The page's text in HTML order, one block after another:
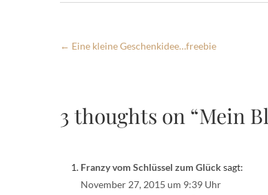
← Eine kleine Geschenkidee…freebie
3 thoughts on “Mein
Franzy vom Schlüssel zum Glück sagt:
November 27, 2015 um 9:39 Uhr